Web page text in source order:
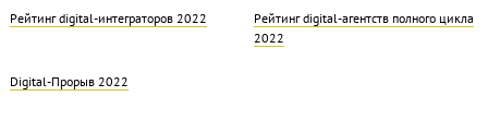
Рейтинг digital-интеграторов 2022
Рейтинг digital-агентств полного цикла
2022
Digital-Прорыв 2022